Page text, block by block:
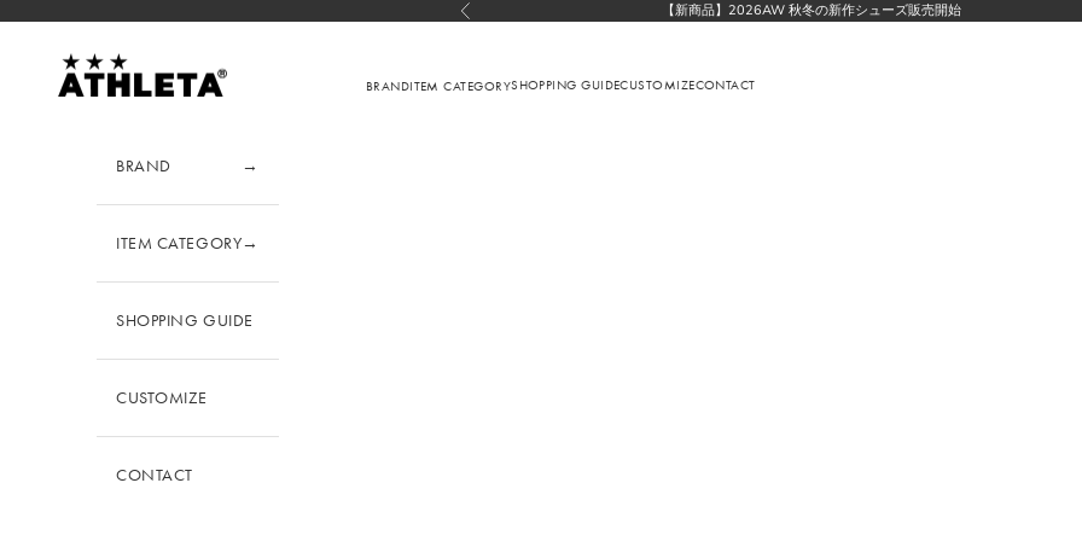
前へ 【新商品】2026AW 秋冬の新作シューズ販売開始
アスレタ公式オンラインショップ
BRANDITEM CATEGORYSHOPPING GUIDECUSTOMIZECONTACT
BRAND →
ITEM CATEGORY→
SHOPPING GUIDE
CUSTOMIZE
CONTACT